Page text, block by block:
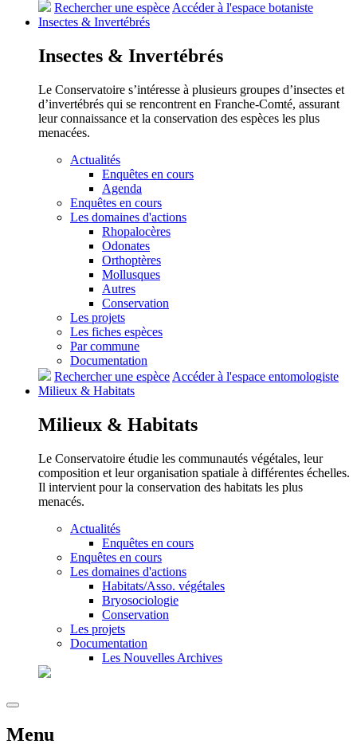
Rechercher une espèceAccéder à l'espace botaniste
Insectes & Invertébrés
Insectes & Invertébrés
Le Conservatoire s’intéresse à plusieurs groupes d’insectes et
d’invertébrés qui se rencontrent en Franche-Comté, assurant
leur connaissance et la conservation des espèces les plus
menacées.
Actualités
Enquêtes en cours
Agenda
Enquêtes en cours
Les domaines d'actions
Rhopalocères
Odonates
Orthoptères
Mollusques
Autres
Conservation
Les projets
Les fiches espèces
Par commune
Documentation
Rechercher une espèce Accéder à l'espace entomologiste
Milieux & Habitats
Milieux & Habitats
Le Conservatoire étudie les communautés végétales, leur
composition et leur organisation spatiale à différentes échelles.
Il intervient pour la conservation des habitats les plus
menacés.
Actualités
Enquêtes en cours
Enquêtes en cours
Les domaines d'actions
Habitats/Asso. végétales
Bryosociologie
Conservation
Les projets
Documentation
Les Nouvelles Archives
Menu